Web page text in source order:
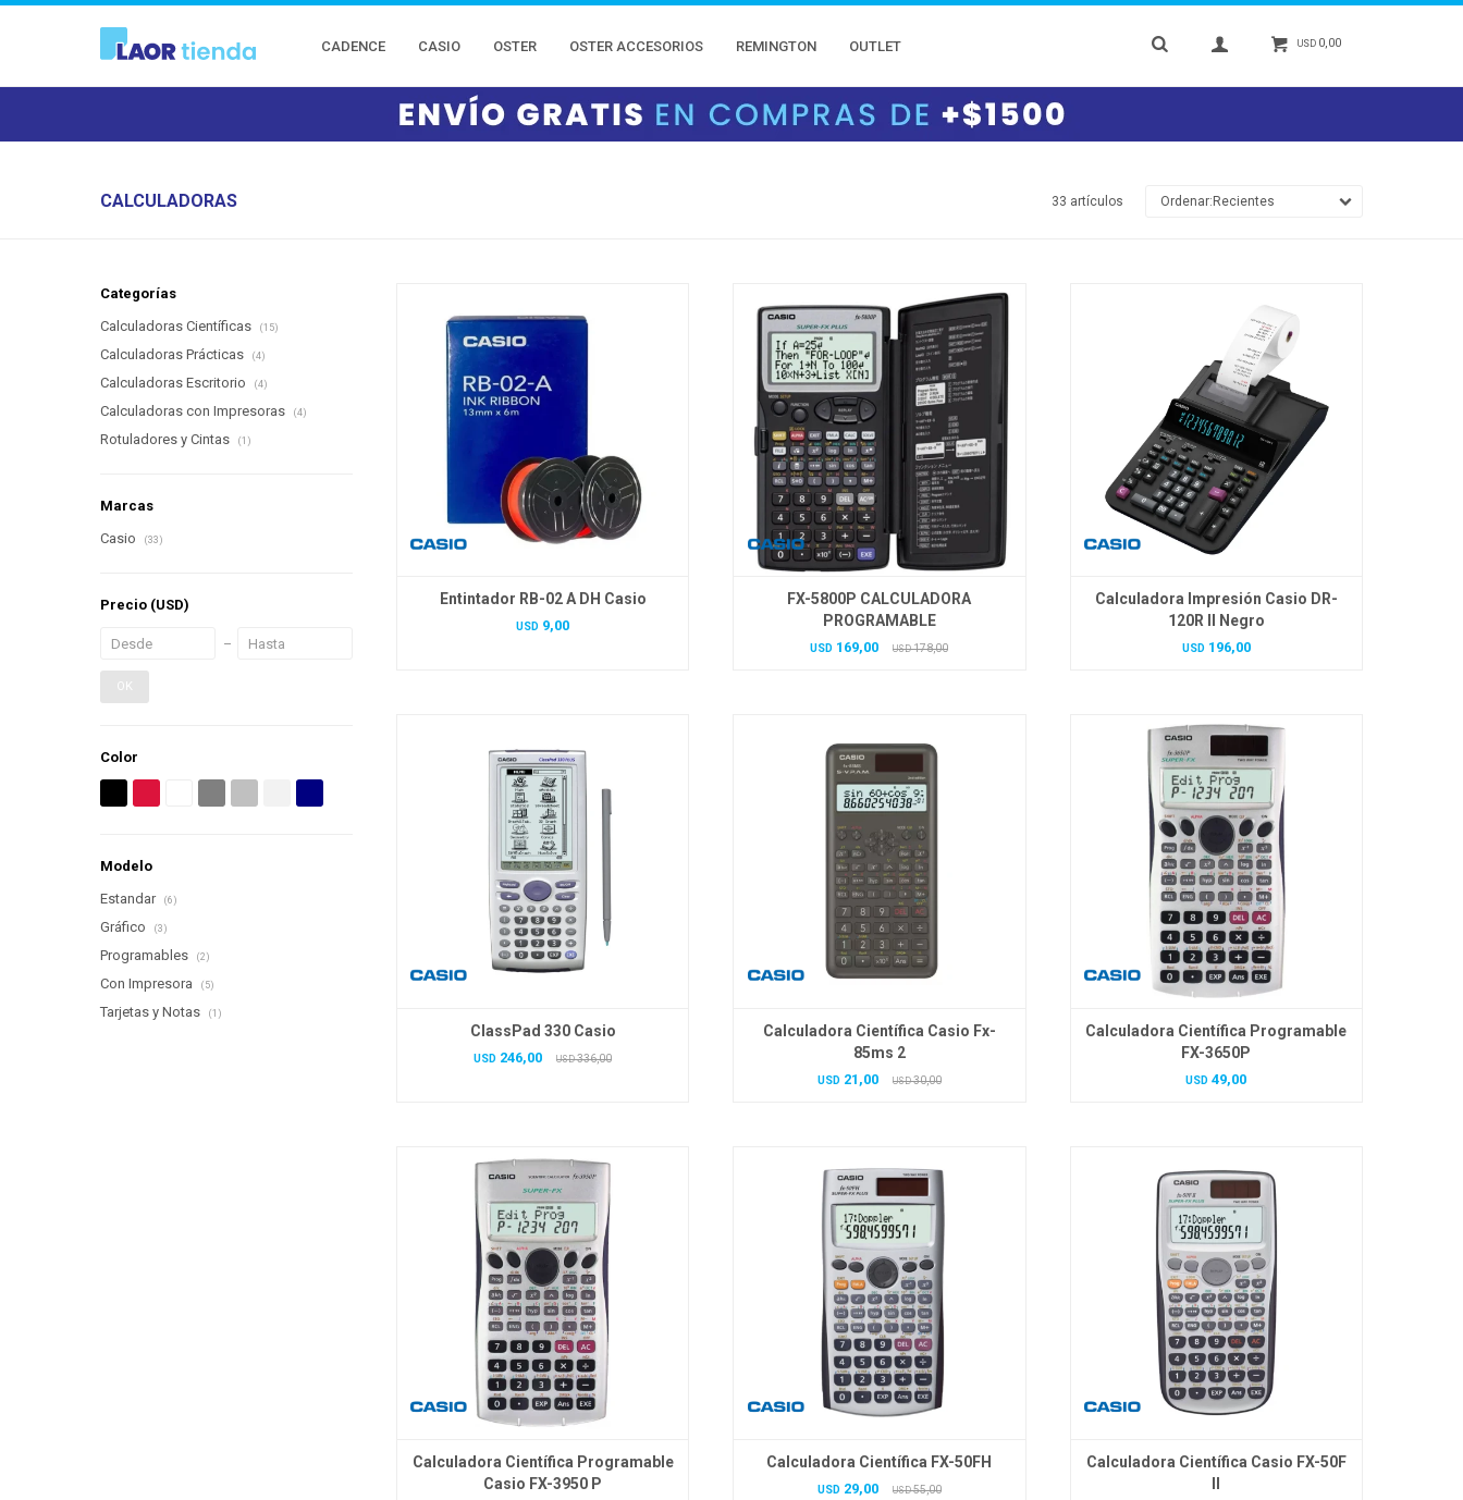
CADENCE CASIO OSTER OSTER ACCESORIOS REMINGTON OUTLET USD 0,00
CALCULADORAS 33 artículos Recientes
Entintador RB-02 A DH Casio
USD 9,00
FX-5800P CALCULADORA
PROGRAMABLE
USD 169,00 USD 178,00
Calculadora Impresión Casio DR-
120R II Negro
USD 196,00
ClassPad 330 Casio
USD 246,00 USD 336,00
Calculadora Científica Casio Fx-
85ms 2
USD 21,00 USD 30,00
Calculadora Científica Programable
FX-3650P
USD 49,00
Calculadora Científica Programable
Casio FX-3950 P
Calculadora Científica FX-50FH
USD 29,00 USD 55,00
Calculadora Científica Casio FX-50F
Categorías
Calculadoras Científicas
(15)
Calculadoras Prácticas (4)
Calculadoras Escritorio (4)
Calculadoras con Impresoras (4)
Rotuladores y Cintas (1)
Marcas
Casio
(33)
Precio (USD)
OK
Color
Modelo
Estandar
(6)
Gráfico (3)
Programables (2)
Con Impresora (5)
Tarjetas y Notas (1)